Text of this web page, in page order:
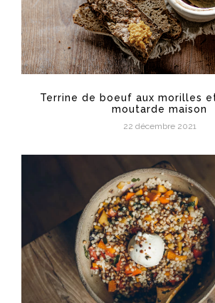
Terrine de boeuf aux morilles
moutarde maison
22 décembre 2021